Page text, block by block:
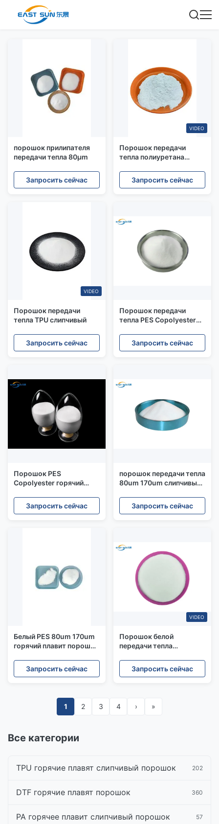
порошок прилипателя
передачи тепла 80μm
Запросить сейчас
VIDEO
Порошок передачи
тепла полиуретана
Запросить сейчас
VIDEO
Порошок передачи
тепла TPU слипчивый
Запросить сейчас
Порошок передачи
тепла PES Copolyester
прокатывая ткани
Запросить сейчас
Порошок PES
Copolyester горячий
порошок полиэстера
тканей
Запросить сейчас
порошок передачи тепла
80um 170um слипчивый
ширмы
Запросить сейчас
Белый PES 80um 170um
горячий плавит порошок
одеждах
Запросить сейчас
VIDEO
Порошок белой
передачи тепла
слипчивый для принтера
DTF
Запросить сейчас
1 2 3 4 › »
Все категории
TPU горячие плавят слипчивый порошок 202
DTF горячие плавят порошок 360
PA горячее плавит слипчивый порошок 57